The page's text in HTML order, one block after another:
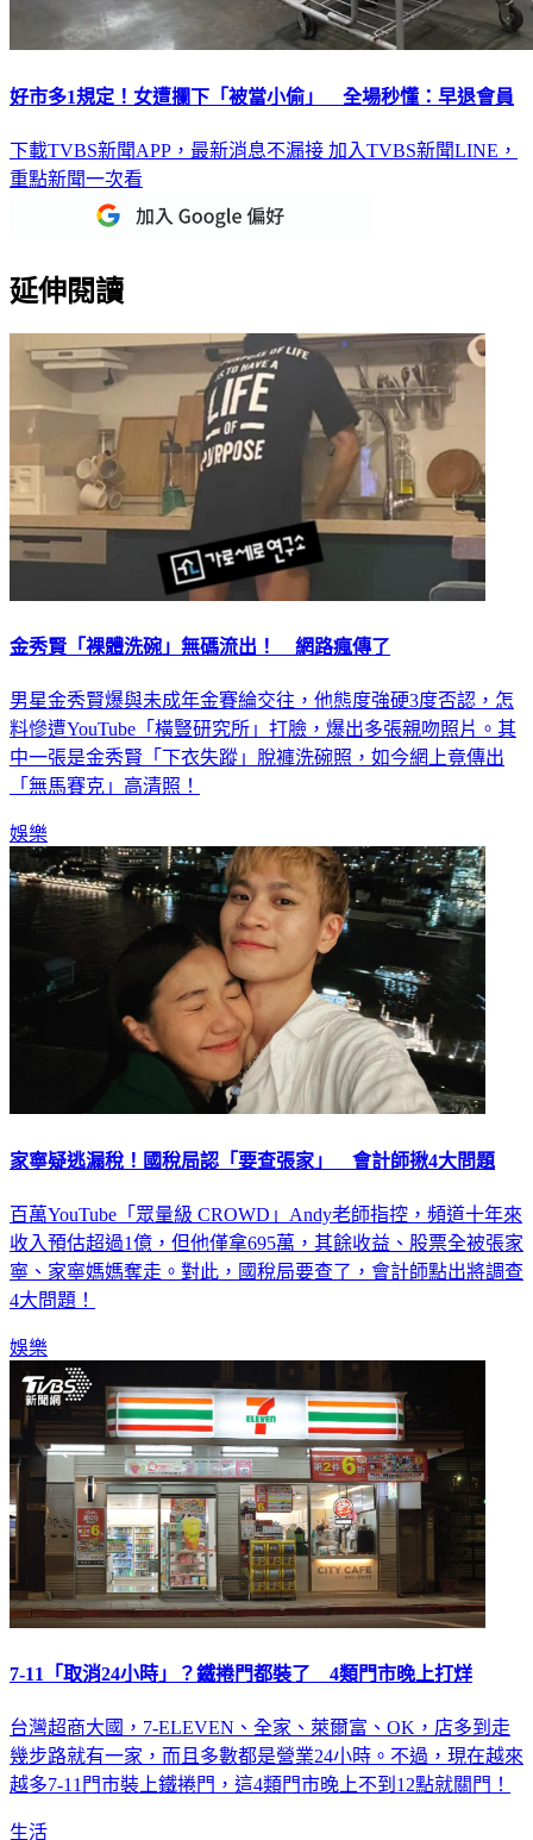
好市多1規定！女遭攔下「被當小偷」 全場秒懂：早退會員
下載TVBS新聞APP，最新消息不漏接 加入TVBS新聞LINE，
重點新聞一次看
延伸閱讀
金秀賢「裸體洗碗」無碼流出！ 網路瘋傳了
男星金秀賢爆與未成年金賽綸交往，他態度強硬3度否認，怎
料慘遭YouTube「橫豎研究所」打臉，爆出多張親吻照片。其
中一張是金秀賢「下衣失蹤」脫褲洗碗照，如今網上竟傳出
「無馬賽克」高清照！
娛樂
家寧疑逃漏稅！國稅局認「要查張家」 會計師揪4大問題
百萬YouTube「眾量級 CROWD」Andy老師指控，頻道十年來
收入預估超過1億，但他僅拿695萬，其餘收益、股票全被張家
寧、家寧媽媽奪走。對此，國稅局要查了，會計師點出將調查
4大問題！
娛樂
7-11「取消24小時」？鐵捲門都裝了 4類門市晚上打烊
台灣超商大國，7-ELEVEN、全家、萊爾富、OK，店多到走
幾步路就有一家，而且多數都是營業24小時。不過，現在越來
越多7-11門市裝上鐵捲門，這4類門市晚上不到12點就關門！
生活